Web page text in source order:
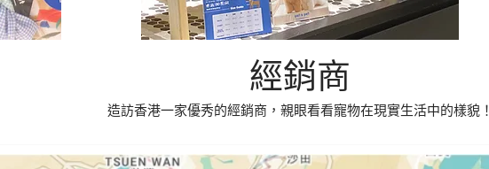
經銷商
造訪香港一家優秀的經銷商，親眼看看寵物在現實生活中的樣貌！